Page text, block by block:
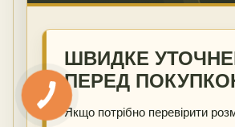
ШВИДКЕ
ПЕРЕД
Якщо потрібно перевірити